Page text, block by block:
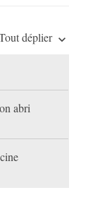
déplier keyboard_arrow_down
abri